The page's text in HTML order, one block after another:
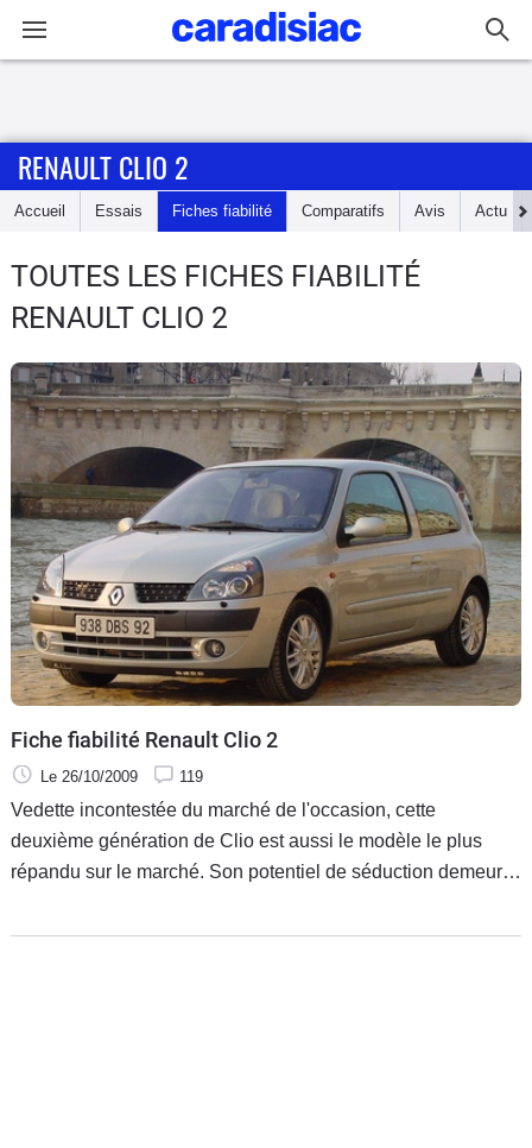
Accueil
Essais
d'achat
Electriques
Utilitaires
Flottes
Auto
Services
Forum
Moto
Marques
RENAULT CLIO 2
Accueil Essais Fiches fiabilité Comparatifs Avis Actu
TOUTES LES FICHES FIABILITÉ
RENAULT CLIO 2
Fiche fiabilité Renault Clio 2
Le 26/10/2009 119
Vedette incontestée du marché de l'occasion, cette
deuxième génération de Clio est aussi le modèle le plus
répandu sur le marché. Son potentiel de séduction demeure
pas les négociations pour les acheteurs. Au demeurant,